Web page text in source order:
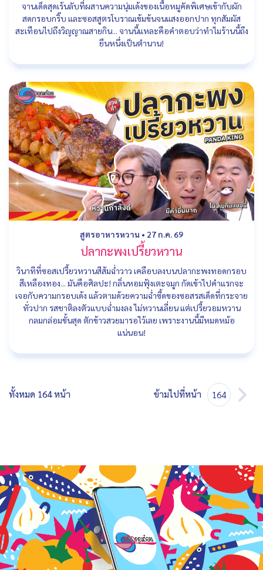
จานเด็ดสุดเร้นลับที่ผสานความนุ่มเด้งของเนื้อหมูคัดพิเศษเข้ากับผัก
สดกรอบกริ๊บ และซอสสูตรโบราณเข้มข้นจนแสงออกปาก ทุกสัมผัส
สะเทือนไปถึงวิญญาณสายกิน... จานนี้แหละคือคำตอบว่าทำไมร้านนี้ถึง
ยืนหนึ่งเป็นตำนาน!
สูตรอาหารหวาน • 27 ก.ค. 69
ปลากะพงเปรี้ยวหวาน
วินาทีที่ซอสเปรี้ยวหวานสีส้มฉ่ำวาว เคลือบลงบนปลากะพงทอดกรอบ
สีเหลืองทอง... มันคือศิลปะ! กลิ่นหอมฟุ้งเตะจมูก กัดเข้าไปคำแรกจะ
เจอกับความกรอบเด้ง แล้วตามด้วยความฉ่ำซี้ดของซอสรสเด็ดที่กระจาย
ทั่วปาก รสชาติลงตัวแบบฉ่ำมงลง ไม่หวานเลี่ยน แต่เปรี้ยวอมหวาน
กลมกล่อมขั้นสุด ตักข้าวสวยมารอไว้เลย เพราะงานนี้มีหมดหม้อ
แน่นอน!
ทั้งหมด 164 หน้า ข้ามไปที่หน้า